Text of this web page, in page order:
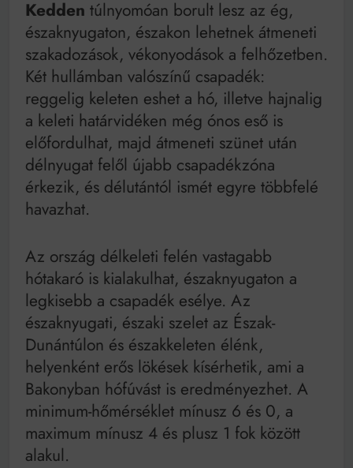
Kedden túlnyomóan borult lesz az ég,
északnyugaton, északon lehetnek átmeneti
szakadozások, vékonyodások a felhőzetben.
Két hullámban valószínű csapadék:
reggelig keleten eshet a hó, illetve hajnalig
a keleti határvidéken még ónos eső is
előfordulhat, majd átmeneti szünet után
délnyugat felől újabb csapadékzóna
érkezik, és délutántól ismét egyre többfelé
havazhat.
Az ország délkeleti felén vastagabb
hótakaró is kialakulhat, északnyugaton a
legkisebb a csapadék esélye. Az
északnyugati, északi szelet az Észak-
Dunántúlon és északkeleten élénk,
helyenként erős lökések kísérhetik, ami a
Bakonyban hófúvást is eredményezhet. A
minimum-hőmérséklet mínusz 6 és 0, a
maximum mínusz 4 és plusz 1 fok között
alakul.